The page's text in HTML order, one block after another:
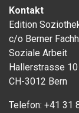
Kontakt
Edition
c/o Berner
Soziale Arbeit
Hallerstrasse 10
CH-3012 Bern
Telefon: +41 31